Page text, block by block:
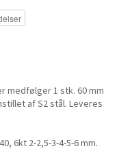
medfølger 1 stk. 60 mm
af S2 stål. Leveres
6kt 2-2,5-3-4-5-6 mm.